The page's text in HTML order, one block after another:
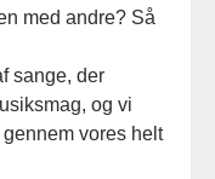
med andre? Så
sange, der
og vi
vores helt